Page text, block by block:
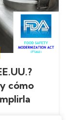
cómo